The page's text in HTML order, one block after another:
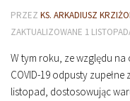
PRZEZ KS. ARKADIUSZ
ZAKTUALIZOWANE 1
W tym roku, ze względu
COVID-19 odpusty
listopad, dostosowując